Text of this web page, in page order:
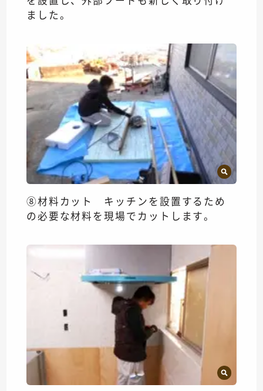
ました。
⑧材料カット キッチンを設置するため
の必要な材料を現場でカットします。